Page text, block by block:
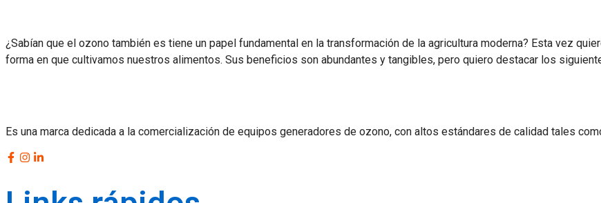
¿Sabían que el ozono también es tiene un papel fundamental en la transformación de la agricultura moderna? Esta vez
forma en que cultivamos nuestros alimentos. Sus beneficios son abundantes y tangibles, pero quiero destacar los
Es una marca dedicada a la comercialización de equipos generadores de ozono, con altos estándares de calidad tales